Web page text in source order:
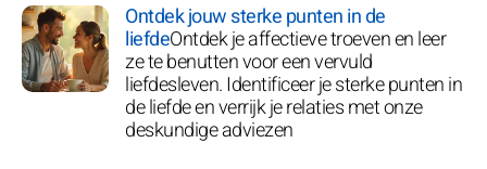
Ontdek jouw sterke punten in de
liefdeOntdek je affectieve troeven en leer
ze te benutten voor een vervuld
liefdesleven. Identificeer je sterke punten in
de liefde en verrijk je relaties met onze
deskundige adviezen